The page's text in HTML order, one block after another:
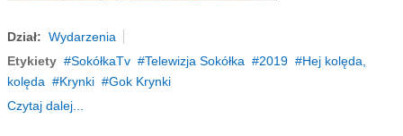
Dział: Wydarzenia
Etykiety
SokółkaTv Telewizja Sokółka 2019
Hej kolęda,
kolęda
Krynki
Gok Krynki
Czytaj dalej...